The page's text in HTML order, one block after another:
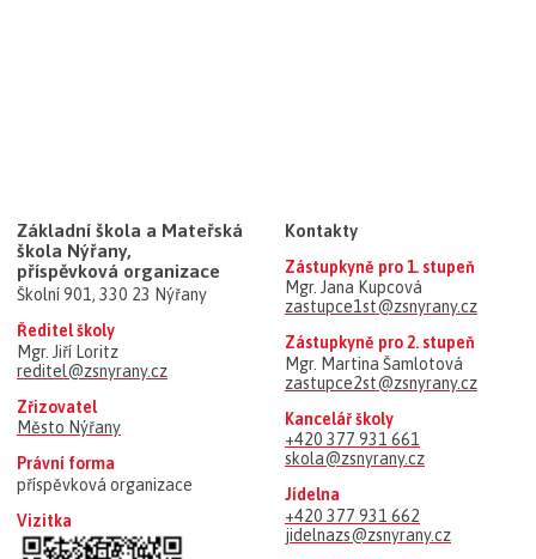
Základní škola a Mateřská
škola Nýřany,
příspěvková organizace
Školní 901, 330 23 Nýřany
Ředitel školy
Mgr. Jiří Loritz
reditel@zsnyrany.cz
Zřizovatel
Město Nýřany
Právní forma
příspěvková organizace
Vizitka
Kontakty
Zástupkyně pro 1. stupeň
Mgr. Jana Kupcová
zastupce1st@zsnyrany.cz
Zástupkyně pro 2. stupeň
Mgr. Martina Šamlotová
zastupce2st@zsnyrany.cz
Kancelář školy
+420 377 931 661
skola@zsnyrany.cz
Jídelna
+420 377 931 662
jidelnazs@zsnyrany.cz